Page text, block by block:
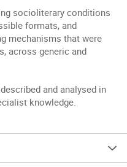
socioliterary conditions
formats, and
mechanisms that were
across generic and
and analysed in
knowledge.